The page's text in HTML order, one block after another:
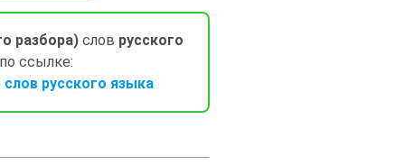
разбора)слов русского
ссылке:
русского языка